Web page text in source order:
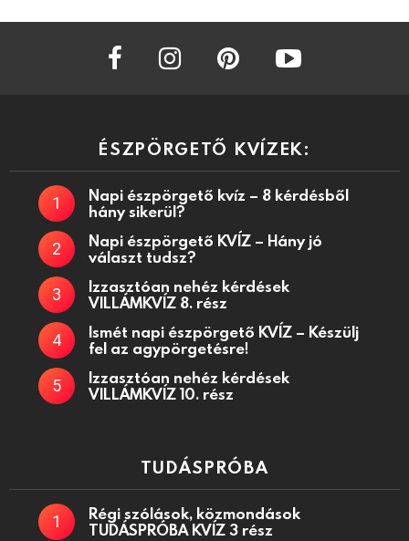
facebook instagram
ÉSZPÖRGETŐ KVÍZEK:
Napi észpörgető kvíz – 8 kérdésből
hány sikerül?
Napi észpörgető KVÍZ – Hány jó
választ tudsz?
Izzasztóan nehéz kérdések
VILLÁMKVÍZ 8. rész
Ismét napi észpörgető KVÍZ – Készülj
fel az agypörgetésre!
Izzasztóan nehéz kérdések
VILLÁMKVÍZ 10. rész
TUDÁSPRÓBA
Régi szólások, közmondások
TUDÁSPRÓBA KVÍZ 3 rész